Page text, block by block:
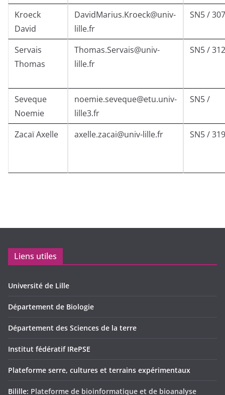
Kroeck
David
DavidMarius.Kroeck@univ-
lille.fr
SN5 / 307
Servais
Thomas
Thomas.Servais@univ-
lille.fr
SN5 / 312
Seveque
Noemie
noemie.seveque@etu.univ-
lille3.fr
SN5 /
Zacaï Axelle axelle.zacai@univ-lille.fr SN5 / 319
Liens utiles
Université de Lille
Département de Biologie
Département des Sciences de la terre
Institut fédératif IRePSE
Plateforme serre, cultures et terrains expérimentaux
Bilille: Plateforme de bioinformatique et de bioanalyse